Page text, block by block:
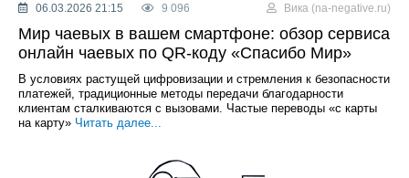
06.03.2026 21:15 9 096 Вика (na-negative.ru)
Мир чаевых в вашем смартфоне: обзор сервиса
онлайн чаевых по QR-коду «Спасибо Мир»
В условиях растущей цифровизации и стремления к безопасности
платежей, традиционные методы передачи благодарности
клиентам сталкиваются с вызовами. Частые переводы «с карты
на карту» Читать далее...